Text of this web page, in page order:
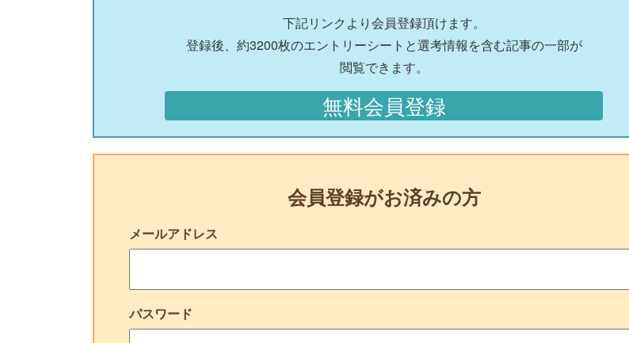
下記リンクより会員登録頂けます。
登録後、約3200枚のエントリーシートと選考情報を含む記事の一部が
閲覧できます。
無料会員登録
会員登録がお済みの方
メールアドレス
パスワード